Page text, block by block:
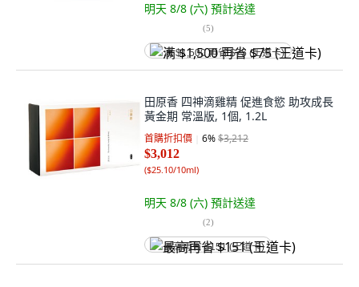
明天 8/8 (六) 預計送達
(5)
满 $1,500 再省 $75 (王道卡)
田原香 四神滴雞精 促進食慾 助攻成長
黃金期 常溫版, 1個, 1.2L
首購折扣價 6%$3,212
$3,012
($25.10/10ml)
明天 8/8 (六) 預計送達
(2)
最高再省 $151 (王道卡)